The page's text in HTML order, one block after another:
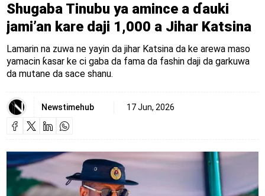
Shugaba Tinubu ya amince a ɗauki
jami’an kare daji 1,000 a Jihar Katsina
Lamarin na zuwa ne yayin da jihar Katsina da ke arewa maso
yamacin ƙasar ke ci gaba da fama da fashin daji da garkuwa
da mutane da sace shanu.
Newstimehub 17 Jun, 2026